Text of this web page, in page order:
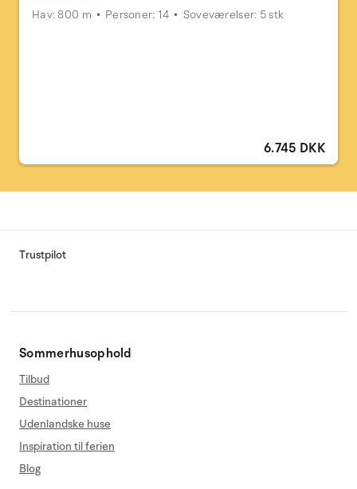
Hav: 800 m
Personer: 14 Soveværelser: 5 stk
6.745 DKK
Trustpilot
Sommerhusophold
Tilbud
Destinationer
Udenlandske huse
Inspiration til ferien
Blog